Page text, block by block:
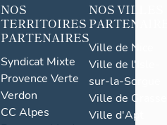
NOS
TERRITOIRES
PARTENAIRES
Syndicat Mixte
Provence Verte
Verdon
CC Alpes
NOS VILLES
Ville de Nice
Ville de l'Isle-
sur-la-Sorgue
Ville de Grasse
Ville d'Apt